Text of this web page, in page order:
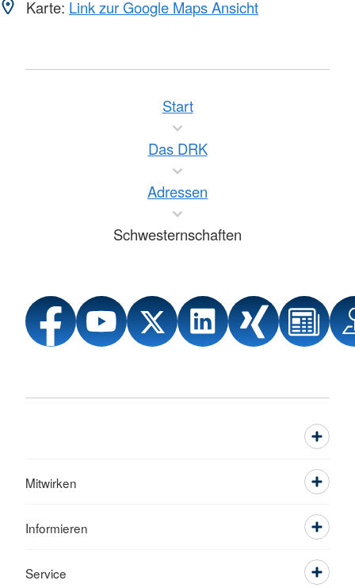
Karte: Link zur Google Maps Ansicht
Start
Das DRK
Adressen
Schwesternschaften
Mitwirken
Informieren
Service